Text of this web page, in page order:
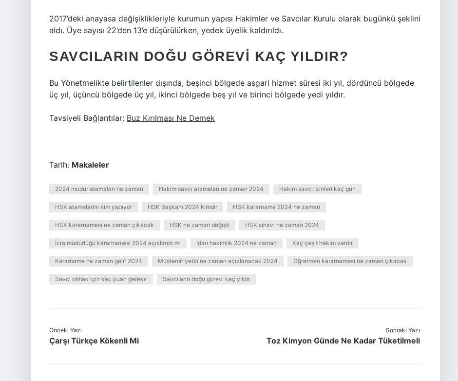
2017’deki anayasa değişiklikleriyle kurumun yapısı Hakimler ve Savcılar Kurulu olarak bugünkü şeklini
aldı. Üye sayısı 22’den 13’e düşürülürken, yedek üyelik kaldırıldı.
SAVCILARIN DOĞU GÖREVI KAÇ YILDIR?
Bu Yönetmelikte belirtilenler dışında, beşinci bölgede asgari hizmet süresi iki yıl, dördüncü bölgede
üç yıl, üçüncü bölgede üç yıl, ikinci bölgede beş yıl ve birinci bölgede yedi yıldır.
Tavsiyeli Bağlantılar: Buz Kırılması Ne Demek
Tarih: Makaleler
2024 mudur atamaları ne zaman Hakim savcı atamaları ne zaman 2024 Hakim savcı izinleri kaç gün
HSK atamalarını kim yapıyor HSK Başkanı 2024 kimdir HSK kararname 2024 ne zaman
HSK kararnamesi ne zaman çıkacak HSK ne zaman değişti HSK sınavı ne zaman 2024
İcra müdürlüğü kararnamesi 2024 açıklandı mı İdari hakimlik 2024 ne zaman Kaç çeşit hakim vardır
Kararname ne zaman gelir 2024 Müstemir yetki ne zaman açıklanacak 2024 Öğretmen kararnamesi ne zaman çıkacak
Savcı olmak için kaç puan gerekir Savcıların doğu görevi kaç yıldır
Önceki Yazı
Çarşı Türkçe Kökenli Mi
Sonraki Yazı
Toz Kimyon Günde Ne Kadar Tüketilmeli